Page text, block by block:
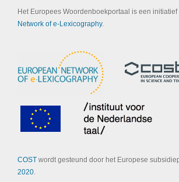
Het Europees Woordenboekportaal is een
Network of e-Lexicography.
COSTwordt gesteund door het Europese
2020.